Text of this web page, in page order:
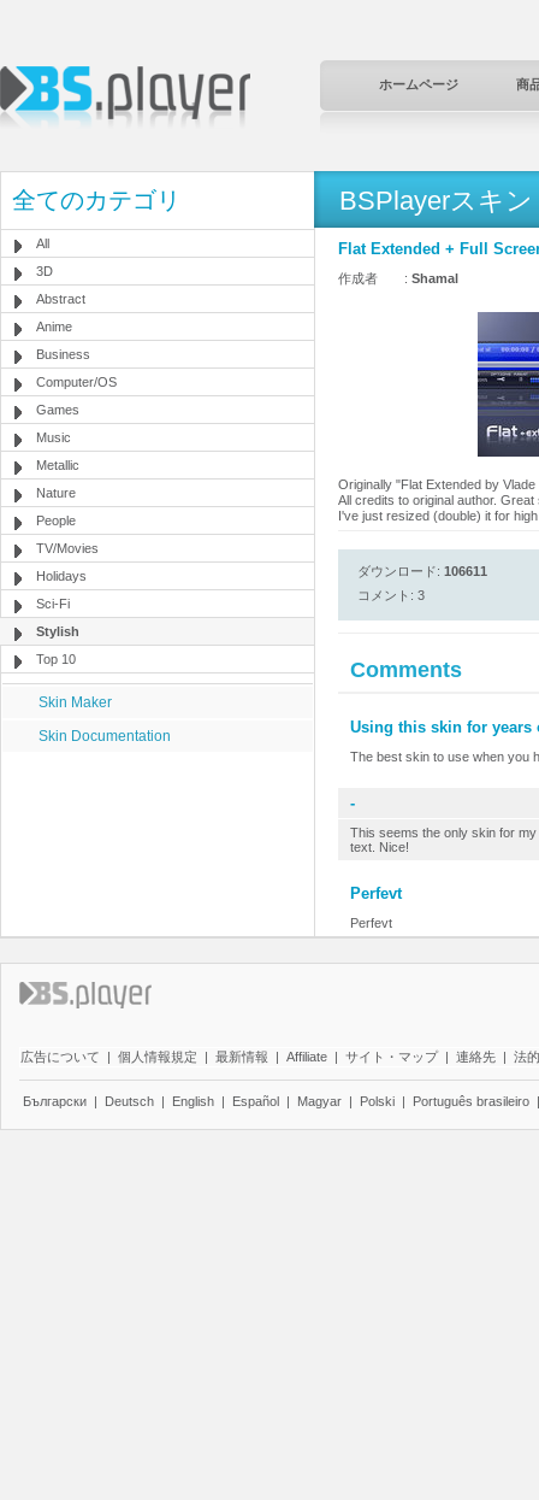
ホームページ 商
全てのカテゴリ
All
3D
Abstract
Anime
Business
Computer/OS
Games
Music
Metallic
Nature
People
TV/Movies
Holidays
Sci-Fi
Stylish
Top 10
Skin Maker
Skin Documentation
BSPlayerスキン
Flat Extended + Full
作成者 : Shamal
Originally "Flat Extended by
All credits to original author. Great
I've just resized (double) it for
ダウンロード: 106611
コメント: 3
Comments
Using this skin for years
The best skin to use when you
-
This seems the only skin for
text. Nice!
Perfevt
Perfevt
広告について | 個人情報規定 | 最新情報 | Affiliate | サイト・マップ | 連絡先 | 法
Български | Deutsch | English | Español | Magyar | Polski | Português brasileiro